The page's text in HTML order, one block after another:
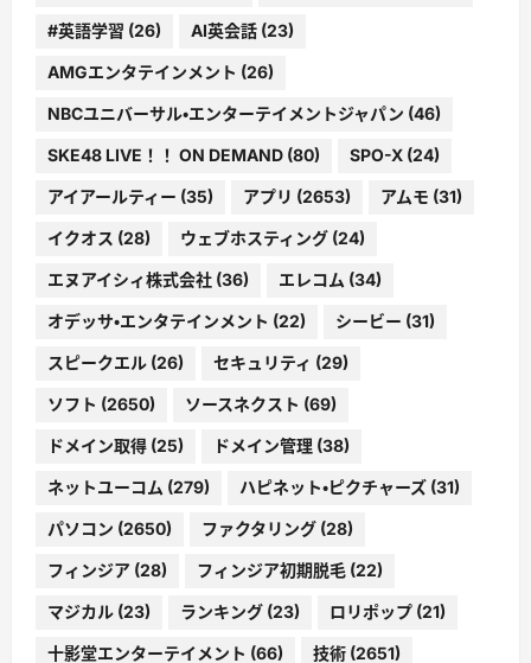
#英語学習 (26) AI英会話 (23)
AMGエンタテインメント (26)
NBCユニバーサル・エンターテイメントジャパン (46)
SKE48 LIVE！！ ON DEMAND (80) SPO-X (24)
アイアールティー (35) アプリ (2653) アムモ (31)
イクオス (28) ウェブホスティング (24)
エヌアイシィ株式会社 (36) エレコム (34)
オデッサ・エンタテインメント (22) シービー (31)
スピークエル (26) セキュリティ (29)
ソフト (2650) ソースネクスト (69)
ドメイン取得 (25) ドメイン管理 (38)
ネットユーコム (279) ハピネット・ピクチャーズ (31)
パソコン (2650) ファクタリング (28)
フィンジア (28) フィンジア初期脱毛 (22)
マジカル (23) ランキング (23) ロリポップ (21)
十影堂エンターテイメント (66) 技術 (2651)